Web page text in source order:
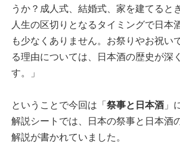
うか？成人式、結婚式、家を建てると
人生の区切りとなるタイミングで日本
も少なくありません。お祭りやお祝い
る理由については、日本酒の歴史が深
す。」
ということで今回は「祭事と日本酒 」
解説シートでは、日本の祭事と日本酒
解説が書かれていました。